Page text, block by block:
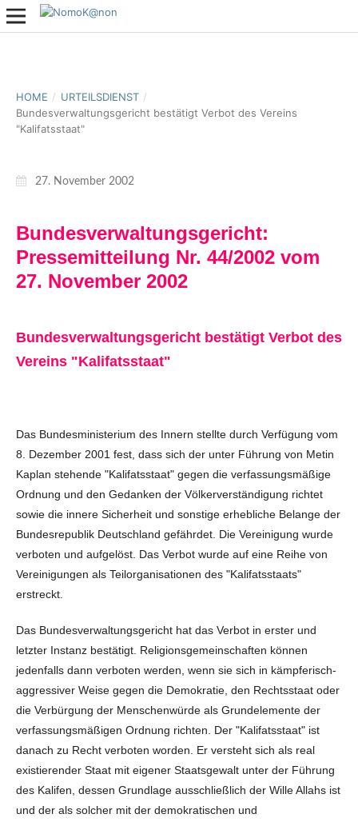
HOME / URTEILSDIENST /
Bundesverwaltungsgericht bestätigt Verbot des Vereins
"Kalifatsstaat"
27. November 2002
Bundesverwaltungsgericht:
Pressemitteilung Nr. 44/2002 vom
27. November 2002
Bundesverwaltungsgericht bestätigt Verbot des
Vereins "Kalifatsstaat"
Das Bundesministerium des Innern stellte durch Verfügung vom
8. Dezember 2001 fest, dass sich der unter Führung von Metin
Kaplan stehende "Kalifatsstaat" gegen die verfassungsmäßige
Ordnung und den Gedanken der Völkerverständigung richtet
sowie die innere Sicherheit und sonstige erhebliche Belange der
Bundesrepublik Deutschland gefährdet. Die Vereinigung wurde
verboten und aufgelöst. Das Verbot wurde auf eine Reihe von
Vereinigungen als Teilorganisationen des "Kalifatsstaats"
erstreckt.
Das Bundesverwaltungsgericht hat das Verbot in erster und
letzter Instanz bestätigt. Religionsgemeinschaften können
jedenfalls dann verboten werden, wenn sie sich in kämpferisch-
aggressiver Weise gegen die Demokratie, den Rechtsstaat oder
die Verbürgung der Menschenwürde als Grundelemente der
verfassungsmäßigen Ordnung richten. Der "Kalifatsstaat" ist
danach zu Recht verboten worden. Er versteht sich als real
existierender Staat mit eigener Staatsgewalt unter der Führung
des Kalifen, dessen Grundlage ausschließlich der Wille Allahs ist
und der als solcher mit der demokratischen und